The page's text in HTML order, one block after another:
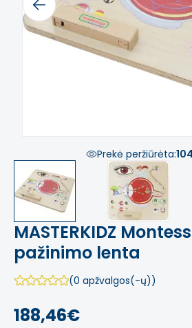
Previous
Prekė peržiūrėta:
MASTERKIDZ
pažinimo lenta
(0 apžvalgos(-ų))
188,46€